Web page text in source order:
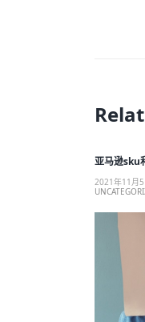
亚马逊sku
2021年11月5